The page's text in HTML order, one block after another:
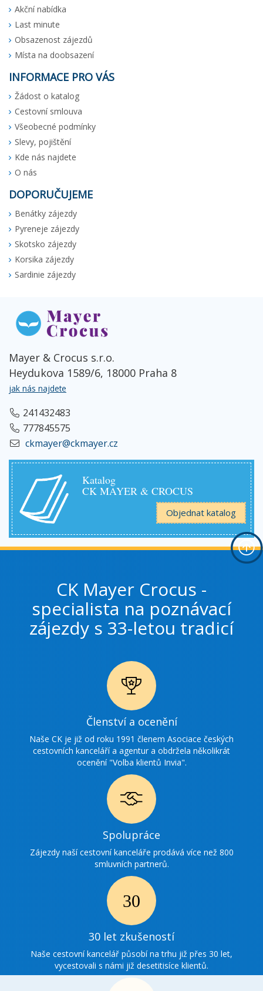
Akční nabídka
Last minute
Obsazenost zájezdů
Místa na doobsazení
INFORMACE PRO VÁS
Žádost o katalog
Cestovní smlouva
Všeobecné podmínky
Slevy, pojištění
Kde nás najdete
O nás
DOPORUČUJEME
Benátky zájezdy
Pyreneje zájezdy
Skotsko zájezdy
Korsika zájezdy
Sardinie zájezdy
Mayer & Crocus s.r.o.
Heydukova 1589/6, 18000 Praha 8
jak nás najdete
241432483
777845575
ckmayer@ckmayer.cz
Katalog
CK MAYER & CROCUS
Objednat katalog
CK Mayer Crocus -
specialista na poznávací
zájezdy s 33-letou tradicí
Ikonka
ocenění
Členství a ocenění
Naše CK je již od roku 1991 členem Asociace českých
cestovních kanceláří a agentur a obdržela několikrát
ocenění "Volba klientů Invia".
Ikonka
spolupráce
Spolupráce
Zájezdy naší cestovní kanceláře prodává více než 800
smluvních partnerů.
30 Ikonka
zkušenosti
30 let zkušeností
Naše cestovní kancelář působí na trhu již přes 30 let,
vycestovali s námi již desetitisíce klientů.